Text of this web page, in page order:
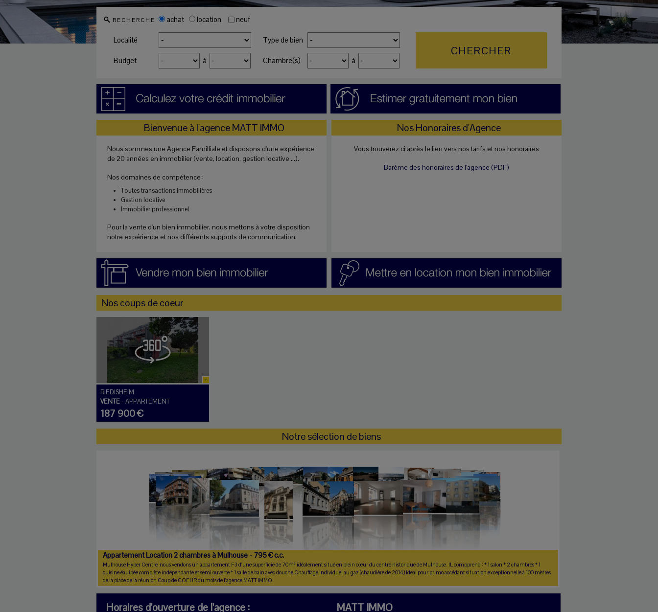
RECHERCHE achat location neuf
Localité Type de bien
Budget à Chambre(s) à
Bienvenue à l'agence MATT IMMO
Nous sommes une Agence Familliale et disposons d'une expérience
de 20 années en immobilier (vente, location, gestion locative ...).
Nos domaines de compétence :
Toutes transactions immobilières
Gestion locative
Immobilier professionnel
Pour la vente d'un bien immobilier, nous mettons à votre disposition
notre expérience et nos différents supports de communication.
Nos Honoraires d'Agence
Vous trouverez ci après le lien vers nos tarifs et nos honoraires
Barème des honoraires de l'agence (PDF)
Nos coups de coeur
RIEDISHEIM
VENTE- APPARTEMENT
187 900 €
Notre sélection de biens
Appartement Location 2 chambres à Mulhouse - 795 € c.c.
Mulhouse Hyper Centre, nous vendons un appartement F3 d'une superficie de 70m² idéalement situé en plein cœur du centre historique de Mulhouse. IL compprend : * 1 salon * 2 chambres * 1
cuisine éauipée complète indépendante et semi ouverte * 1 salle de bain avec douche Chauffage Individuel au gaz (chaudière de 2014) Ideal pour primo accédant situation exceptionnelle à 100 mètres
de la place de la réunion Coup de COEUR du mois de l'agence MATT IMMO
Horaires d'ouverture de l'agence : MATT IMMO